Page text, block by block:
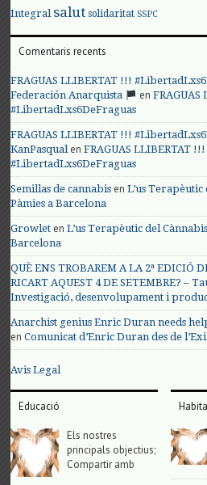
Integral salut solidaritat SSPC
Comentaris recents
FRAGUAS LLIBERTAT !!!
Federación Anarquista
enFRAGUAS
#LibertadLxs6DeFraguas
FRAGUAS LLIBERTAT !!!
KanPasqualenFRAGUAS LLIBERTAT !!!
#LibertadLxs6DeFraguas
Semillas de cannabis enL’us
Pàmies a Barcelona
Growlet enL’us Terapèutic del
Barcelona
QUÈ ENS TROBAREM A LA 2ª EDICIÓ
RICART AQUEST 4 DE SETEMBRE? –
Investigació, desenvolupament i
Anarchist genius Enric Duran needs
enComunicat d’Enric Duran des de
Avis Legal
Educació
Els nostres
principals objectius;
Compartir amb